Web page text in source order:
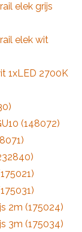
elek grijs
elek wit
1xLED 2700K
(148072)
2m (175024)
3m (175034)